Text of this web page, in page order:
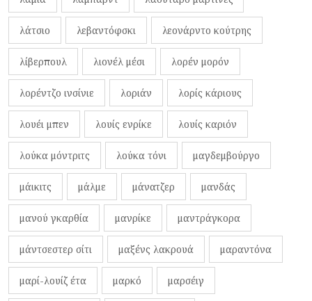
λάτσιο λεβαντόφσκι λεονάρντο κούτρης
λίβερπουλ λιονέλ μέσι λορέν μορόν
λορέντζο ινσίνιε λοριάν λορίς κάριους
λουέι μπεν λουίς ενρίκε λουίς καριόν
λούκα μόντριτς λούκα τόνι μαγδεμβούργο
μάικιτς μάλμε μάνατζερ μανδάς
μανού γκαρθία μανρίκε μαντράγκορα
μάντσεστερ σίτι μαξένς λακρουά μαραντόνα
μαρί-λουίζ έτα μαρκό μαρσέιγ